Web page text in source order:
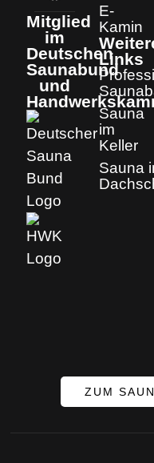
Mitglied
im
Deutschen
Saunabund
und
E-
Kamin
Links
Sauna
im
Keller
Sauna
ZUM